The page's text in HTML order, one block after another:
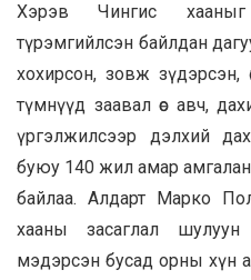
Хэрэв Чингис
түрэмгийлсэн байлдан
хохирсон, зовж зүдэрсэн,
түмнүүд заавал өс авч,
үргэлжилсээр дэлхий
буюу 140 жил амар
байлаа. Алдарт Марко
хааны засаглал
мэдэрсэн бусад орны хүн